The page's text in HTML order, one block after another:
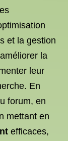
et la gestion
la
leur
En
forum, en
mettant en
efficaces,